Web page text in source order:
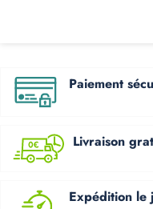
Paiement
Livraison
Expédition le